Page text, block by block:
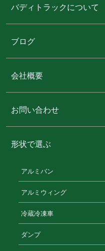
バディトラックについて
ブログ
会社概要
お問い合わせ
形状で選ぶ
アルミバン
アルミウィング
冷蔵冷凍⾞
ダンプ